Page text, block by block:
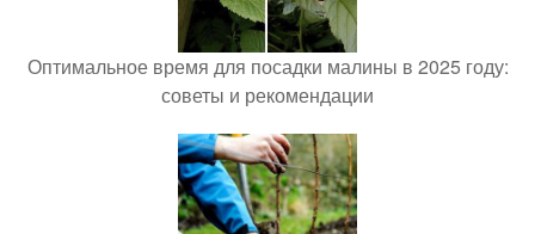
Оптимальное время для посадки малины в 2025 году:
советы и рекомендации